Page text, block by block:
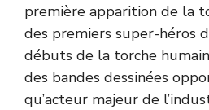
première apparition de la
des premiers super-héros
débuts de la torche
des bandes dessinées
qu’acteur majeur de